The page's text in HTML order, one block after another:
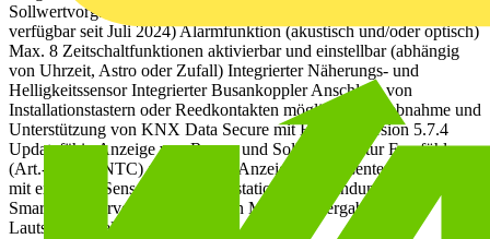
Sollwertvorgabe Steuerung von Split-Units (nur mit Update,
verfügbar seit Juli 2024) Alarmfunktion (akustisch und/oder optisch)
Max. 8 Zeitschaltfunktionen aktivierbar und einstellbar (abhängig
von Uhrzeit, Astro oder Zufall) Integrierter Näherungs- und
Helligkeitssensor Integrierter Busankoppler Anschluss von
Installationstastern oder Reedkontakten möglich Inbetriebnahme und
Unterstützung von KNX Data Secure mit ETS ab Version 5.7.4
Updatefähig Anzeige von Raum- und Soll-Temperatur Fernfühler
(Art.-Nr.: FF NTC) anschließbar Anzeige der Außentemperatur –
mit externem Sensor, z.B. Wetterstation In Verbindung mit JUNG
Smart Visu Server: Steuerung von Musikwiedergabe und
Lautstärkeregelung